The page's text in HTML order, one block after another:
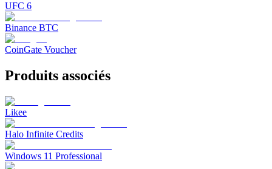
UFC 6
Binance BTC
CoinGate Voucher
Produits associés
Likee
Halo Infinite Credits
Windows 11 Professional